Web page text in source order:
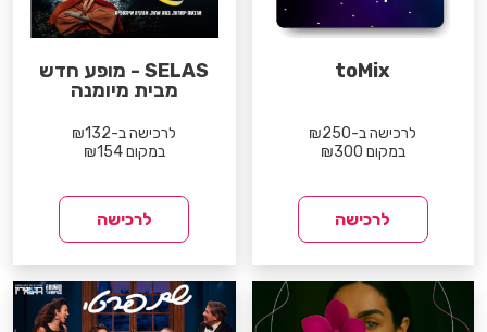
toMix
לרכישה ב-₪250
במקום ₪300
לרכישה
SELAS - מופע חדש
מבית מיומנה
לרכישה ב-₪132
במקום ₪154
לרכישה